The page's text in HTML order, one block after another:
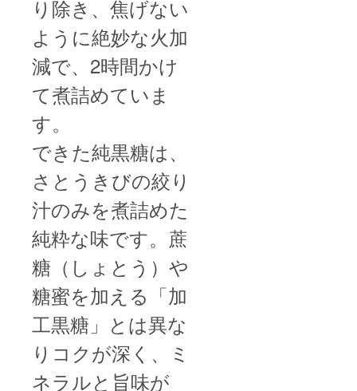
り除き、焦げない
ように絶妙な火加
減で、2時間かけ
て煮詰めていま
す。
できた純黒糖は、
さとうきびの絞り
汁のみを煮詰めた
純粋な味です。蔗
糖（しょとう）や
糖蜜を加える「加
工黒糖」とは異な
りコクが深く、ミ
ネラルと旨味が